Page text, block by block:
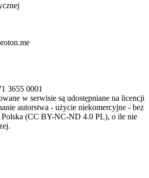
3655 0001
w serwisie są udostępniane na licencji
autorstwa - użycie niekomercyjne - bez
(CC BY-NC-ND 4.0 PL), o ile nie